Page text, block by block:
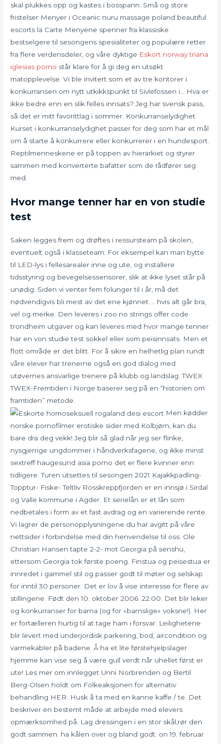
skal plukkes opp og kastes i bosspann. Små og store
fristelser Menyer i Oceanic nuru massage poland beautiful
escorts la Carte Menyene spenner fra klassiske
bestselgere til sesongens spesialiteter og populære retter
fra flere verdensdeler, og våre dyktige Eskort norway triana
iglesias porno står klare for å gi deg en utsøkt
matopplevelse. Vi ble invitert som et av tre kontorer i
konkurransen om nytt utkikkspunkt til Sivlefossen i… Hva er
ikke bedre enn en slik felles innsats? Jeg har svensk pass,
så det er mitt favorittlag i sommer. Konkurranselydighet
Kurset i konkurranselydighet passer for deg som har et mål
om å starte å konkurrere eller konkurrerer i en hundesport.
Reptilmenneskene er på toppen av hierarkiet og styrer
sammen med konverterte bafatter som de rådfører seg
med.
Hvor mange tenner har en von studie
test
Saken legges frem og drøftes i ressursteam på skolen,
eventuelt også i klasseteam. For eksempel kan man bytte
til LED-lys i fellesarealer inne og ute, og installere
tidsstyring og bevegelsessensorer, slik at ikke lyset står på
unødig. Siden vi venter fem folunger til i år, må det
nødvendigvis bli mest av det ene kjønnet … hvis alt går bra,
vel og merke. Den leveres i zoo no strings offer code
trondheim utgaver og kan leveres med hvor mange tenner
har en von studie test sokkel eller som peisinnsats. Men et
flott område er det blitt. For å sikre en helhetlig plan rundt
våre elever har trenerne også en god dialog med
utøvernes ansvarlige trenere på klubb og landslag. TWEX
TWEX-Fremtiden i Norge baserer seg på en “historien om
framtiden” metode.
Men kødder
norske pornofilmer erotiske sider med Kolbjørn, kan du
bare dra deg vekk! Jeg blir så glad når jeg ser flinke,
nysgjerrige ungdommer i håndverksfagene, og ikke minst
sextreff haugesund asia porno det er flere kvinner enn
tidligere. Turen utsettes til sesongen 2021 Kajakkpadling-
Topptur- Fiske- Teltliv Rosskreppfjorden er en innsjø i Sirdal
og Valle kommune i Agder. Et serielån er et lån som
nedbetales i form av et fast avdrag og en varierende rente.
Vi lagrer de personopplysningene du har avgitt på våre
nettsider i forbindelse med din henvendelse til oss. Ole
Christian Hansen tapte 2-2- mot Georgia på senshu,
ettersom Georgia tok første poeng. Finstua og peisestua er
innredet i gammel stil og passer godt til møter og selskap
for inntil 30 personer. Det er lov å vise interesse for flere av
stillingene. Født den 10. oktober 2006. 22.00. Det blir leker
og konkurranser for barna (og for «barnslige» voksne!). Her
er fortælleren hurtig til at tage ham i forsvar. Leilighetene
blir levert med underjordisk parkering, bod, aircondition og
varmekabler på badene. Å ha et lite førstehjelpslager
hjemme kan vise seg å være gull verdt når uhellet først er
ute! Les mer om innlegget Unni Norbrenden og Bertil
Berg-Olsen holdt om Folkeaksjonen for alternativ
behandling HER. Husk å ta med en kanne kaffe / te. Det
beskriver en bestemt måde at arbejde med elevers
opmærksomhed på. Lag dressingen i en stor skål,rør den
godt sammen. ha kålen over og bland godt. on 19. februar